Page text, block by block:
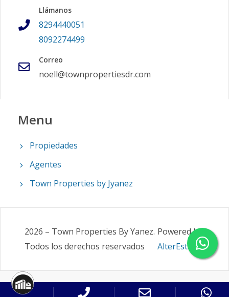
Llámanos
8294440051
8092274499
Correo
noell@townpropertiesdr.com
Menu
Propiedades
Agentes
Town Properties by Jyanez
2026 – Town Properties By Yanez.
Todos los derechos reservados
Powered by
AlterEstate